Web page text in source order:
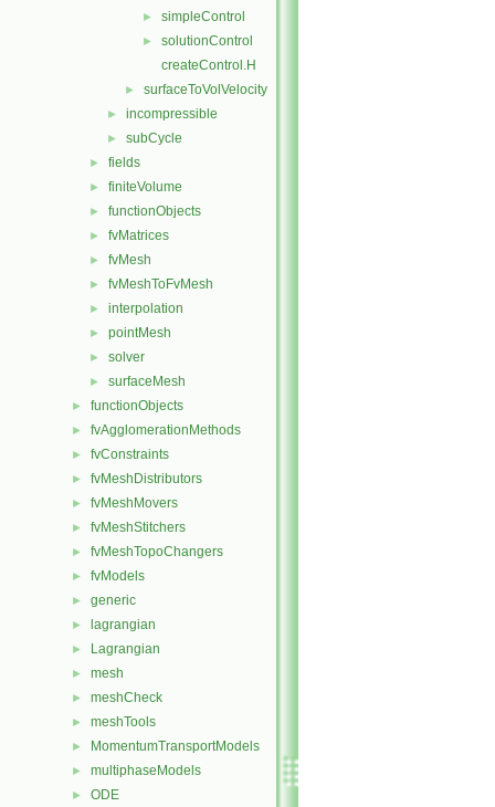
► simpleControl
►
solutionControl
createControl.H
► surfaceToVolVelocity
► incompressible
► subCycle
► fields
► finiteVolume
► functionObjects
► fvMatrices
► fvMesh
► fvMeshToFvMesh
► interpolation
► pointMesh
► solver
► surfaceMesh
► functionObjects
► fvAgglomerationMethods
► fvConstraints
► fvMeshDistributors
► fvMeshMovers
► fvMeshStitchers
► fvMeshTopoChangers
► fvModels
► generic
► lagrangian
► Lagrangian
► mesh
► meshCheck
► meshTools
► MomentumTransportModels
► multiphaseModels
► ODE